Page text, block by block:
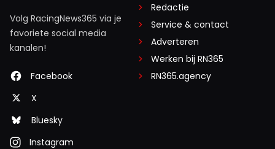
Volg RacingNews365 via je
favoriete social media
kanalen!
Facebook
X
Bluesky
Instagram
Redactie
Service & contact
Adverteren
Werken bij RN365
RN365.agency